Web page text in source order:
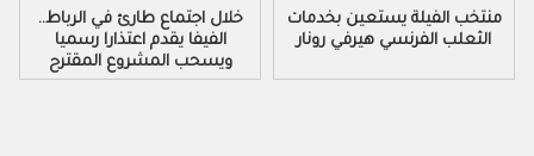
خلال اجتماع طارئ في الرباط..
الفيفا يقدم اعتذارا رسميا
ويسحب المشروع المقترح
منتخب الفيلة يستعين بخدمات
الثعلب الفرنسي هيرفي رونار